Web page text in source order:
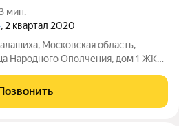
мин.
, 2 квартал 2020
Московская область,
Народного Ополчения, дом 1 ЖК
современного типа, в едином
из